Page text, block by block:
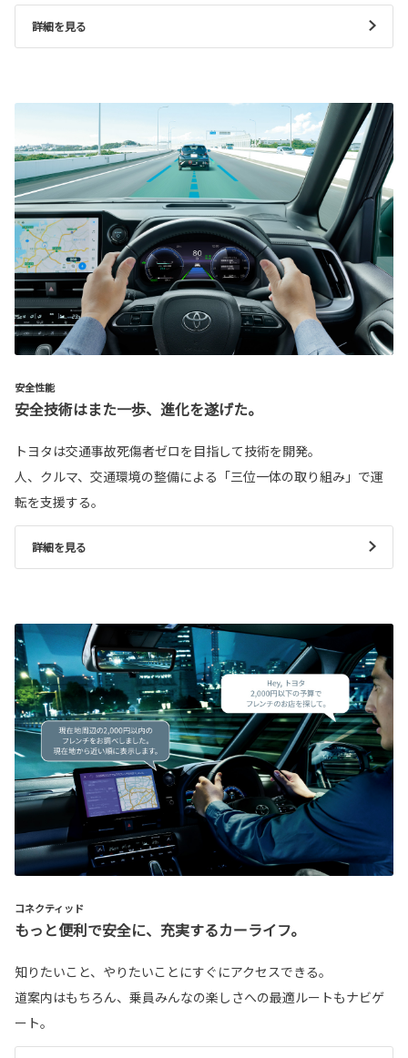
詳細を見る
安全性能
安全技術はまた一歩、進化を遂げた。
トヨタは交通事故死傷者ゼロを目指して技術を開発。
人、クルマ、交通環境の整備による「三位一体の取り組み」で運
転を支援する。
詳細を見る
コネクティッド
もっと便利で安全に、充実するカーライフ。
知りたいこと、やりたいことにすぐにアクセスできる。
道案内はもちろん、乗員みんなの楽しさへの最適ルートもナビゲ
ート。